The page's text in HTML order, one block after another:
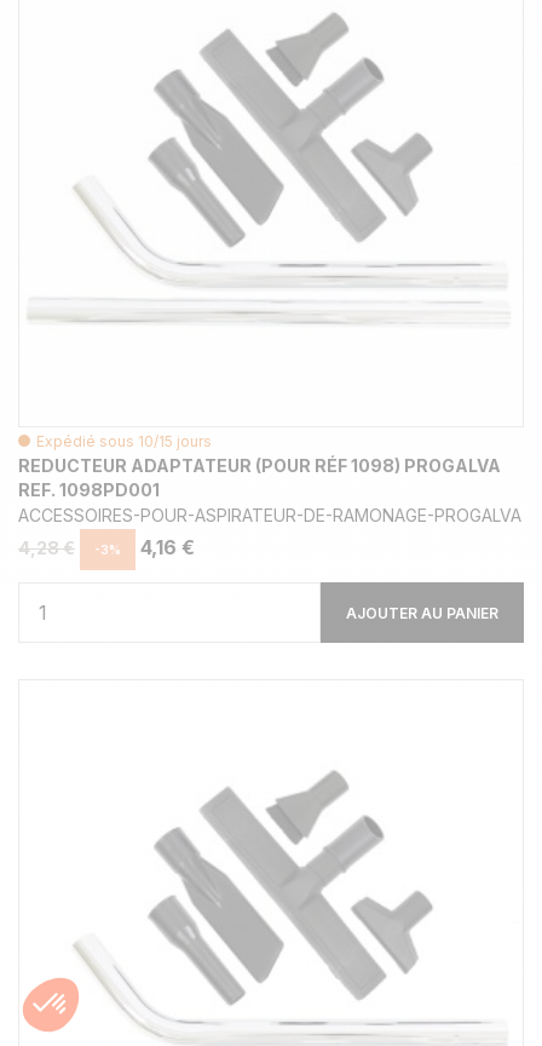
Expédié sous 10/15 jours
REDUCTEUR ADAPTATEUR (POUR RÉF 1098) PROGALVA
REF. 1098PD001
ACCESSOIRES-POUR-ASPIRATEUR-DE-RAMONAGE-PROGALVA
4,28 €
-3% 4,16 €
AJOUTER AU PANIER